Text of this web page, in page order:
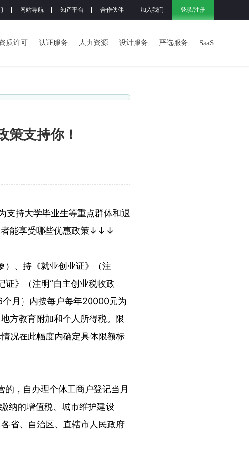
网站导航 知产平台 合作伙伴 加入我们 登录/注册
质许可 认证服务 人力资源 设计服务 严选服务 SaaS
策支持你！
支持大学毕业生等重点群体和退
者能享受哪些优惠政策↓↓↓
）、持《就业创业证》（注
证》（注明“自主创业税收政
月）内按每户每年20000元为
方教育附加和个人所得税。限
况在此幅度内确定具体限额标
，自办理个体工商户登记当月
纳的增值税、城市维护建设
省、自治区、直辖市人民政府